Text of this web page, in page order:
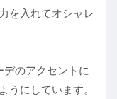
を入れてオシャレ
デのアクセントに
うにしています。